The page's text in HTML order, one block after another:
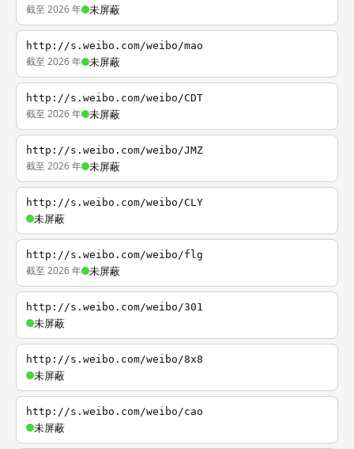
截至 2026 年 未屏蔽
http://s.weibo.com/weibo/mao
截至 2026 年 未屏蔽
http://s.weibo.com/weibo/CDT
截至 2026 年 未屏蔽
http://s.weibo.com/weibo/JMZ
截至 2026 年 未屏蔽
http://s.weibo.com/weibo/CLY
未屏蔽
http://s.weibo.com/weibo/flg
截至 2026 年 未屏蔽
http://s.weibo.com/weibo/301
未屏蔽
http://s.weibo.com/weibo/8x8
未屏蔽
http://s.weibo.com/weibo/cao
未屏蔽